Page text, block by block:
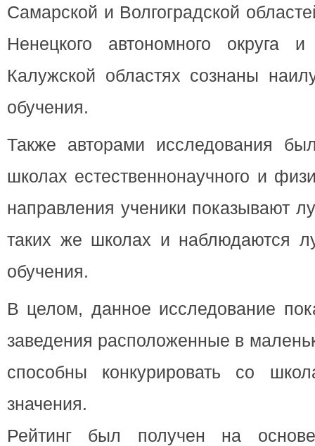
Самарской и Волгоградской
Ненецкого автономного округа
Калужской областях сознаны
обучения.
Также авторами исследования
школах естественнонаучного и
направления ученики показывают
таких же школах и наблюдаются
обучения.
В целом, данное исследование
заведения расположенные в
способны конкурировать со
значения.
Рейтинг был получен на